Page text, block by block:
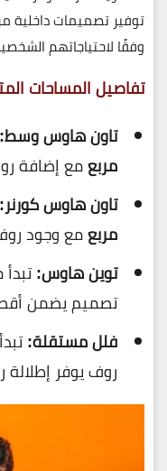
توفير تصميمات داخلية
وفقًا لاحتياجاتهم
تفاصيل المساحات
تاون هاوس وسط:
مربعمع إضافة
تاون هاوس كورنر:
مربعمع وجود
توين هاوس:
تصميم يضمن
فلل مستقلة:
روف يوفر إطلالة